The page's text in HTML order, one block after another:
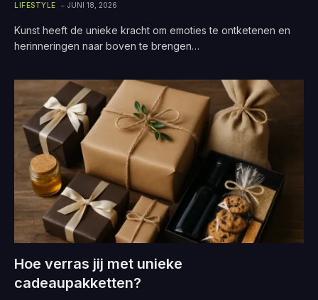
LIFESTYLE JUNI 18, 2026
Kunst heeft de unieke kracht om emoties te ontketenen en
herinneringen naar boven te brengen…
Hoe verras jij met unieke
cadeaupakketten?